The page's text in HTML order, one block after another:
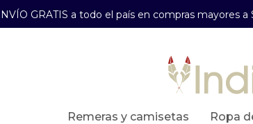
GRATIS a todo el país en compras mayores
remeras y camisetas ropa